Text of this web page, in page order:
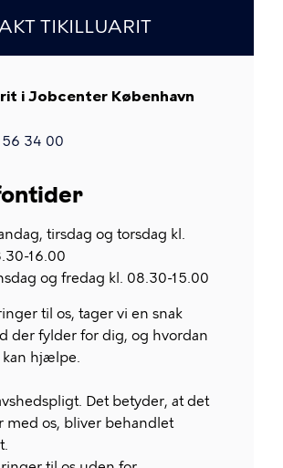
TIKILLUARIT
i Jobcenter København
34 00
tirsdag og torsdag kl.
16.00
og fredag kl. 08.30-15.00
til os, tager vi en snak
der fylder for dig, og hvordan
kan hjælpe.
Det betyder, at det
med os, bliver behandlet